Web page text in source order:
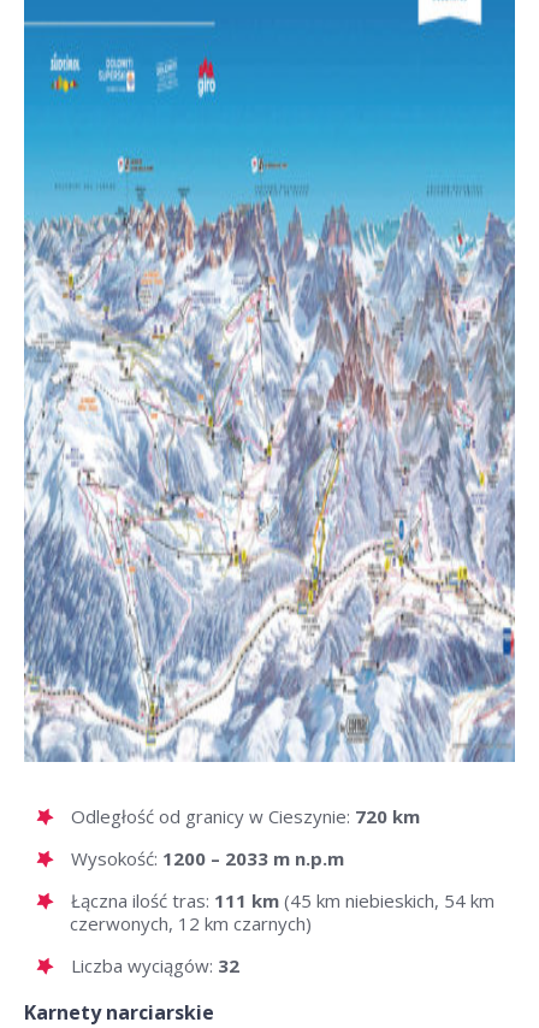
Odległość od granicy w Cieszynie: 720 km
Wysokość: 1200 – 2033 m n.p.m
Łączna ilość tras: 111 km (45 km niebieskich, 54 km
czerwonych, 12 km czarnych)
Liczba wyciągów: 32
Karnety narciarskie